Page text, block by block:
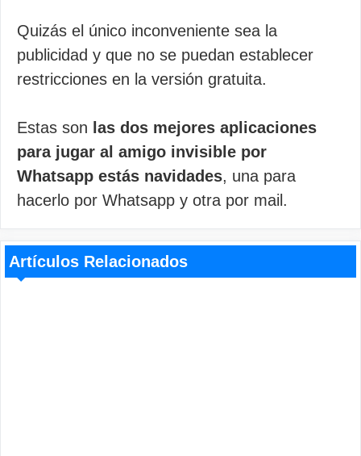
Quizás el único inconveniente sea la
publicidad y que no se puedan establecer
restricciones en la versión gratuita.
Estas son las dos mejores aplicaciones
para jugar al amigo invisible por
Whatsapp estás navidades, una para
hacerlo por Whatsapp y otra por mail.
Artículos Relacionados